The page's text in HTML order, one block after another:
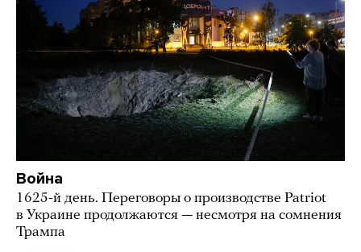
Война
1625-й день. Переговоры о производстве Patriot
в Украине продолжаются — несмотря на сомнения
Трампа